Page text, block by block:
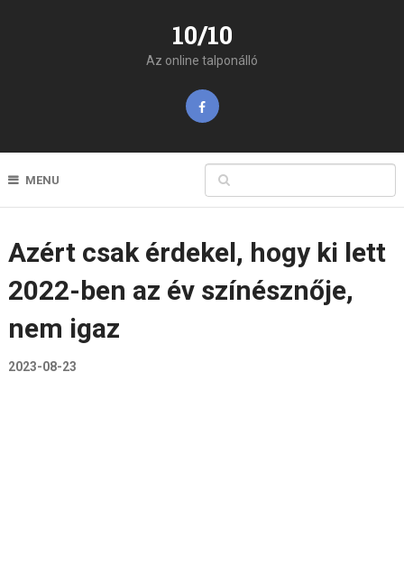
10/10
Az online talponálló
MENU
Azért csak érdekel, hogy ki lett
2022-ben az év színésznője,
nem igaz
2023-08-23